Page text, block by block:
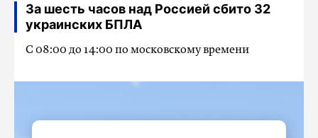
За шесть часов над Россией сбито 32
украинских БПЛА
С 08:00 до 14:00 по московскому времени